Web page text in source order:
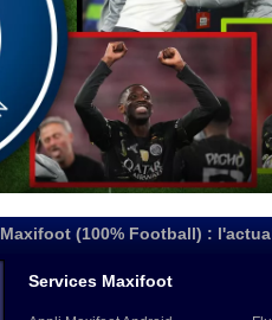
Maxifoot (100% Football) :
Services Maxifoot